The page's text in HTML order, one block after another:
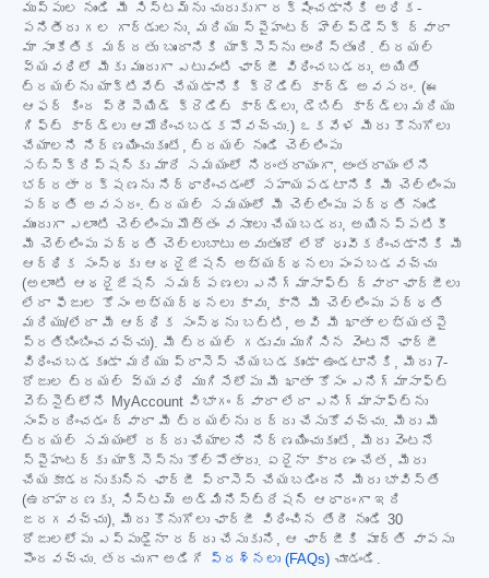
ముప్పుల నుండి మీ సిస్టమ్‌ను చురుకుగా రక్షించడానికి అధిక-
పనితీరు గల గార్డులను, మరియు స్పైహంటర్ హెల్ప్‌డెస్క్ ద్వారా
మా సాంకేతిక మద్దతు బృందానికి యాక్సెస్‌ను అందిస్తుంది. ట్రయల్
వ్యవధిలో మీకు ముందుగా ఎటువంటి ఛార్జీ విధించబడదు, అయితే
ట్రయల్‌ను యాక్టివేట్ చేయడానికి క్రెడిట్ కార్డ్ అవసరం. (ఈ
ఆఫర్ కింద ప్రీపెయిడ్ క్రెడిట్ కార్డ్‌లు, డెబిట్ కార్డ్‌లు మరియు
గిఫ్ట్ కార్డ్‌లు ఆమోదించబడకపోవచ్చు.) ఒకవేళ మీరు కొనుగోలు
చేయాలని నిర్ణయించుకుంటే, ట్రయల్ నుండి చెల్లింపు
సబ్‌స్క్రిప్షన్‌కు మారే సమయంలో నిరంతరాయంగా, అంతరాయం లేని
భద్రతా రక్షణను నిర్ధారించడంలో సహాయపడటానికి మీ చెల్లింపు
పద్ధతి అవసరం. ట్రయల్ సమయంలో మీ చెల్లింపు పద్ధతి నుండి
ముందుగా ఎలాంటి చెల్లింపు మొత్తం వసూలు చేయబడదు, అయినప్పటికీ
మీ చెల్లింపు పద్ధతి చెల్లుబాటు అవుతుందో లేదో ధృవీకరించడానికి మీ
ఆర్థిక సంస్థకు ఆథరైజేషన్ అభ్యర్థనలు పంపబడవచ్చు
(అలాంటి ఆథరైజేషన్ సమర్పణలు ఎనిగ్మాసాఫ్ట్ ద్వారా ఛార్జీలు
లేదా ఫీజుల కోసం అభ్యర్థనలు కావు, కానీ మీ చెల్లింపు పద్ధతి
మరియు/లేదా మీ ఆర్థిక సంస్థను బట్టి, అవి మీ ఖాతా లభ్యతపై
ప్రతిబింబించవచ్చు). మీ ట్రయల్ గడువు ముగిసిన వెంటనే ఛార్జీ
విధించబడకుండా మరియు ప్రాసెస్ చేయబడకుండా ఉండటానికి, మీరు 7-
రోజుల ట్రయల్ వ్యవధి ముగిసేలోపు మీ ఖాతా కోసం ఎనిగ్మాసాఫ్ట్
వెబ్‌సైట్‌లోని MyAccount విభాగం ద్వారా లేదా ఎనిగ్మాసాఫ్ట్‌ను
సంప్రదించడం ద్వారా మీ ట్రయల్‌ను రద్దు చేసుకోవచ్చు. మీరు మీ
ట్రయల్ సమయంలో రద్దు చేయాలని నిర్ణయించుకుంటే, మీరు వెంటనే
స్పైహంటర్‌కు యాక్సెస్‌ను కోల్పోతారు. ఏదైనా కారణం చేత, మీరు
చేయకూడదనుకున్న ఛార్జీ ప్రాసెస్ చేయబడిందని మీరు భావిస్తే
(ఉదాహరణకు, సిస్టమ్ అడ్మినిస్ట్రేషన్ ఆధారంగా ఇది
జరగవచ్చు), మీరు కొనుగోలు ఛార్జీ విధించిన తేదీ నుండి 30
రోజులలోపు ఎప్పుడైనా రద్దు చేసుకుని, ఆ ఛార్జీకి పూర్తి వాపసు
పొందవచ్చు. తరచుగా అడిగే
ప్రశ్నలు (FAQs) చూడండి.